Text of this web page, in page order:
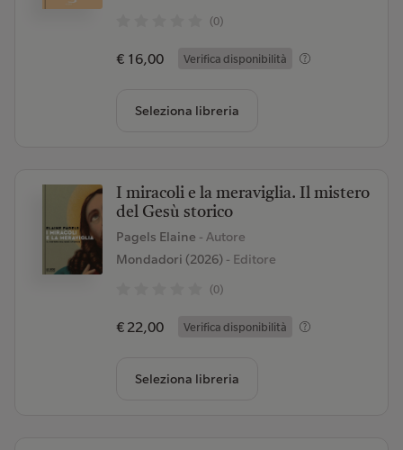
(0)
€ 16,00 Verifica disponibilità
Seleziona libreria
I miracoli e la meraviglia. Il mistero
del Gesù storico
Pagels Elaine - Autore
Mondadori (2026)- Editore
(0)
€ 22,00 Verifica disponibilità
Seleziona libreria